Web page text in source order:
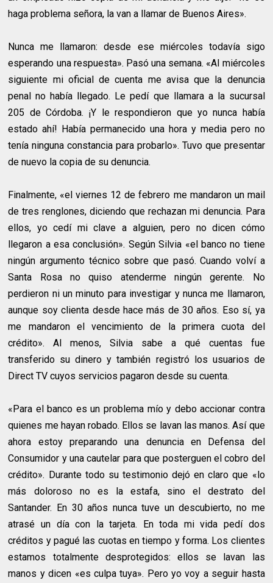
haga problema señora, la van a llamar de Buenos Aires».
Nunca me llamaron: desde ese miércoles todavía sigo
esperando una respuesta». Pasó una semana. «Al miércoles
siguiente mi oficial de cuenta me avisa que la denuncia
penal no había llegado. Le pedí que llamara a la sucursal
205 de Córdoba. ¡Y le respondieron que yo nunca había
estado ahí! Había permanecido una hora y media pero no
tenía ninguna constancia para probarlo». Tuvo que presentar
de nuevo la copia de su denuncia.
Finalmente, «el viernes 12 de febrero me mandaron un mail
de tres renglones, diciendo que rechazan mi denuncia. Para
ellos, yo cedí mi clave a alguien, pero no dicen cómo
llegaron a esa conclusión». Según Silvia «el banco no tiene
ningún argumento técnico sobre que pasó. Cuando volví a
Santa Rosa no quiso atenderme ningún gerente. No
perdieron ni un minuto para investigar y nunca me llamaron,
aunque soy clienta desde hace más de 30 años. Eso sí, ya
me mandaron el vencimiento de la primera cuota del
crédito». Al menos, Silvia sabe a qué cuentas fue
transferido su dinero y también registró los usuarios de
Direct TV cuyos servicios pagaron desde su cuenta.
«Para el banco es un problema mío y debo accionar contra
quienes me hayan robado. Ellos se lavan las manos. Así que
ahora estoy preparando una denuncia en Defensa del
Consumidor y una cautelar para que posterguen el cobro del
crédito». Durante todo su testimonio dejó en claro que «lo
más doloroso no es la estafa, sino el destrato del
Santander. En 30 años nunca tuve un descubierto, no me
atrasé un día con la tarjeta. En toda mi vida pedí dos
créditos y pagué las cuotas en tiempo y forma. Los clientes
estamos totalmente desprotegidos: ellos se lavan las
manos y dicen «es culpa tuya». Pero yo voy a seguir hasta